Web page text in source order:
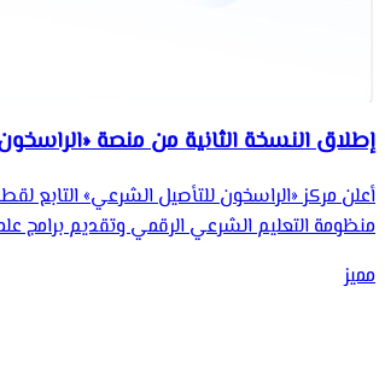
إطلاق النسخة الثانية من منصة
أعلن مركز «الراسخون للتأصيل الشرعي» التابع
منظومة التعليم الشرعي الرقمي وتقديم برامج
مميز